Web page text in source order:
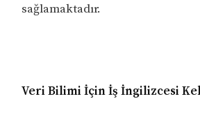
sağlamaktadır.
Veri Bilimi İçin İş İngilizcesi